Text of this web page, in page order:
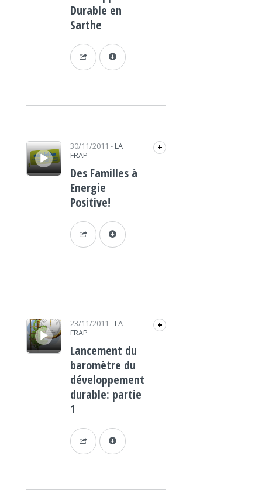
Durable en
Sarthe
Lecteur audio 30/11/2011 - LA
FRAP
+
Des Familles à
Energie
Positive!
Lecteur audio 23/11/2011 - LA
FRAP
+
Lancement du
baromètre du
développement
durable: partie
1